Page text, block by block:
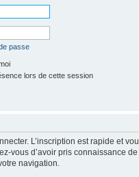
passe
lors de cette session
L’inscription est rapide et
vous d’avoir pris connaissance
navigation.